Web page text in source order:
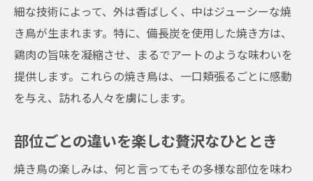
細な技術によって、外は香ばしく、中はジューシーな焼
き鳥が生まれます。特に、備長炭を使用した焼き方は、
鶏肉の旨味を凝縮させ、まるでアートのような味わいを
提供します。これらの焼き鳥は、一口頬張るごとに感動
を与え、訪れる人々を虜にします。
部位ごとの違いを楽しむ贅沢なひととき
焼き鳥の楽しみは、何と言ってもその多様な部位を味わ